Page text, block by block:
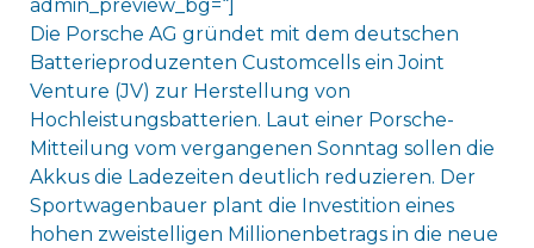
admin_preview_bg=“]
Die Porsche AG gründet mit dem deutschen
Batterieproduzenten Customcells ein Joint
Venture (JV) zur Herstellung von
Hochleistungsbatterien. Laut einer Porsche-
Mitteilung vom vergangenen Sonntag sollen die
Akkus die Ladezeiten deutlich reduzieren. Der
Sportwagenbauer plant die Investition eines
hohen zweistelligen Millionenbetrags in die neue